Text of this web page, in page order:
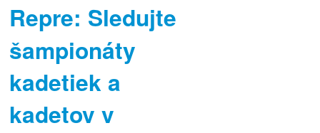
Repre: Sledujte
šampionáty
kadetiek a
kadetov v